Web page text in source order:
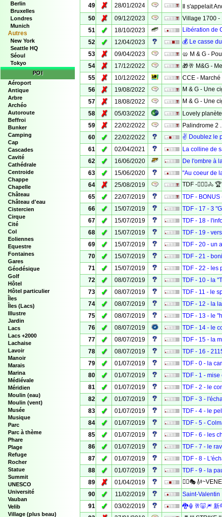
Berlin
Bruxelles
Londres
Munich
Autres
New York
Seattle HQ
Séoul
Tokyo
POI
Aéroport
Antique
Arbre
Archéo
Autoroute
Beffroi
Bunker
Camping
Cap
Cascades
Cavité
Cathédrale
Centroide
Chappe
Chapelle
Château
Château d'eau
Cistercien
Cirque
Cité
Col
Eoliennes
Equestre
Fontaines
Gares
Géodésique
Golf
Hôtel
Hôtel particulier
Îles
Îles (Lacs)
Illustre
Jardin
Lacs
Lacs +2000
Lachaise
Lavoir
Manoir
Marais
Marina
Médiévale
Méridien
Moulin (eau)
Moulin (vent)
Musée
Musique
Parc
Parc à thème
Phare
Plage
Refuge
Rocher
Statue
Summit
UNESCO
Université
Vauban
Velib
Village (plus beau)
49
✗ 28/01/2024
Il s'appelait
50
✗ 09/12/2023
Village 1700 -
51
✓ 18/10/2023
Libération de
52
✓ 12/04/2023
💰 Le casse
53
✗ 09/04/2023
🥨 M & G -
54
✗ 17/12/2022
🎁🥂 M&G -
55
✗ 10/12/2022
CCE -
56
✗ 19/08/2022
M & G - Une
57
✗ 18/08/2022
M & G - Une
58
✗ 05/03/2022
Lovely planète
59
✗ 22/02/2022
Palindrome 2
60
✓ 22/02/2022
✌️ Doublez le
61
✓ 02/04/2021
La colline de
62
✓ 16/06/2020
De l'ombre à
63
✓ 15/06/2020
"Au coeur de
64
✗ 25/08/2019
TDF -🚴‍🚴‍♀️🚴
65
✓ 22/07/2019
TDF -
66
✓ 15/07/2019
TDF - 17 - 3
67
✓ 15/07/2019
TDF - 18 -
68
✓ 15/07/2019
TDF - 19 -
69
✓ 15/07/2019
TDF - 20 - un
70
✓ 15/07/2019
TDF - 21 -
71
✓ 15/07/2019
TDF - 22 - les
72
✓ 08/07/2019
TDF - 10 - la
73
✓ 08/07/2019
TDF - 11 - le
74
✓ 08/07/2019
TDF - 12 - la
75
✓ 08/07/2019
TDF - 13 - le
76
✓ 08/07/2019
TDF - 14 - le
77
✓ 08/07/2019
TDF - 15 - la
78
✓ 08/07/2019
TDF - 16 -
79
✓ 01/07/2019
TDF - 0 - la
80
✓ 01/07/2019
TDF - 1 -
81
✓ 01/07/2019
TDF - 2 - le
82
✓ 01/07/2019
TDF - 3 -
83
✓ 01/07/2019
TDF - 4 - le
84
✓ 01/07/2019
TDF - 5 -
85
✓ 01/07/2019
TDF - 6 - les
86
✓ 01/07/2019
TDF - 7 - le
87
✓ 01/07/2019
TDF - 8 -
88
✓ 01/07/2019
TDF - 9 - la
89
✗ 01/04/2019
90
✓ 11/02/2019
Saint-Valentin
91
✓ 03/02/2019
🐉🏮🥂🐷🎆 新